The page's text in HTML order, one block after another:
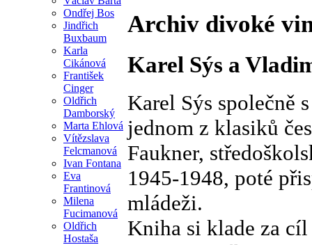
Ondřej Bos
Jindřich
Buxbaum
Karla
Cikánová
František
Cinger
Oldřich
Damborský
Marta Ehlová
Vítězslava
Felcmanová
Ivan Fontana
Eva
Frantinová
Milena
Fucimanová
Oldřich
Hostaša
Archiv divoké
Karel Sýs a
Karel Sýs společně
jednom z klasiků
Faukner,
1945-1948, poté
mládeži.
Kniha si klade za